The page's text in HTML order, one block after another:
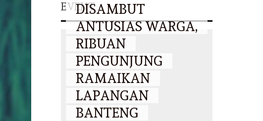
EVENT
DISAMBUT
ANTUSIAS WARGA,
RIBUAN
PENGUNJUNG
RAMAIKAN
LAPANGAN
BANTENG